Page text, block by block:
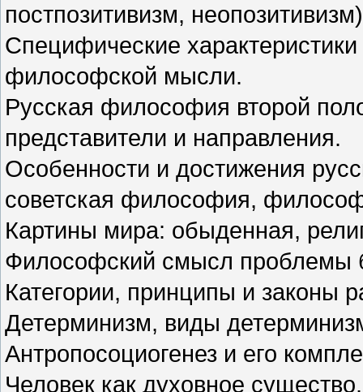
постпозитивизм,
Специфические
философской мысли.
Русская философия второй
представители и направления.
Особенности и достижения
советская философия,
Картины мира: обыденная,
Философский смысл проблемы
Категории, принципы и законы
Детерминизм, виды
Антропосоциогенез и его
Человек как духовное